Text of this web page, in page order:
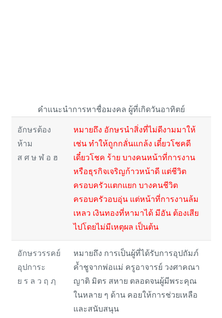
คำแนะนำการหาชื่อมงคล ผู้ที่เกิดวันอาทิตย์
อักษรต้อง
ห้าม
ส ศ ษ ฬ อ ฮ
หมายถึง อักษรนำสิ่งที่ไม่ดีงามมาให้
เช่น ทำให้ถูกกลั่นแกล้ง เดี๋ยวโชคดี
เดี๋ยวโชค ร้าย บางคนหน้าที่การงาน
หรือธุรกิจเจริญก้าวหน้าดี แต่ชีวิต
ครอบครัวแตกแยก บางคนชีวิต
ครอบครัวอบอุ่น แต่หน้าที่การงานล้ม
เหลว เงินทองที่หามาได้ มีอัน ต้องเสีย
ไปโดยไม่มีเหตุผล เป็นต้น
อักษรวรรคย์
อุปการะ
ย ร ล ว ฤ ฦ
หมายถึง การเป็นผู้ที่ได้รับการอุปถัมภ์
ค้ำชูจากพ่อแม่ ครูอาจารย์ วงศาคณา
ญาติ มิตร สหาย ตลอดจนผู้มีพระคุณ
ในหลาย ๆ ด้าน คอยให้การช่วยเหลือ
และสนับสนุน